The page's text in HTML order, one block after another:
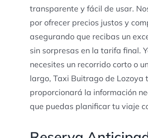
transparente y fácil de usar.
por ofrecer precios justos y
asegurando que recibas un
sin sorpresas en la tarifa final.
necesites un recorrido corto o
largo, Taxi Buitrago de Lozoya
proporcionará la información
que puedas planificar tu viaje